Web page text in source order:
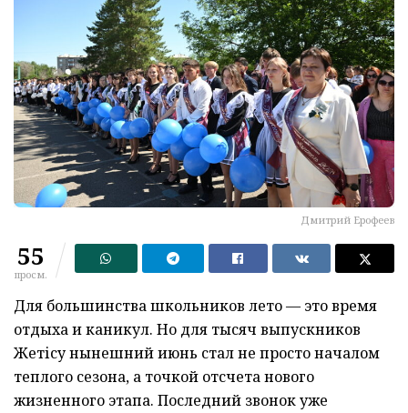
Дмитрий Ерофеев
55
просм.
Для большинства школьников лето — это время
отдыха и каникул. Но для тысяч выпускников
Жетісу нынешний июнь стал не просто началом
теплого сезона, а точкой отсчета нового
жизненного этапа. Последний звонок уже